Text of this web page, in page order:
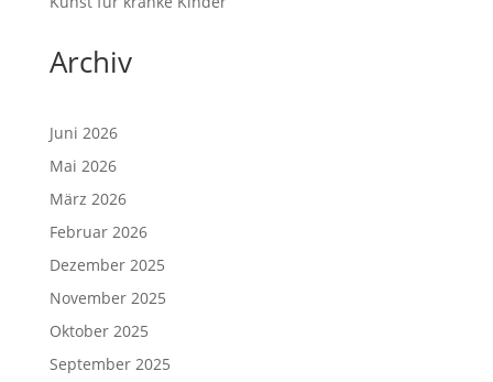
Archiv
Juni 2026
Mai 2026
März 2026
Februar 2026
Dezember 2025
November 2025
Oktober 2025
September 2025